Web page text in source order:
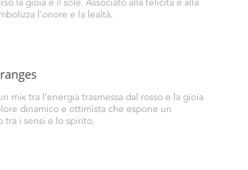
l’onore e la lealtà.
mix tra l’energia trasmessa dal rosso e la gioia
dinamico e ottimista che espone un
i sensi e lo spirito.